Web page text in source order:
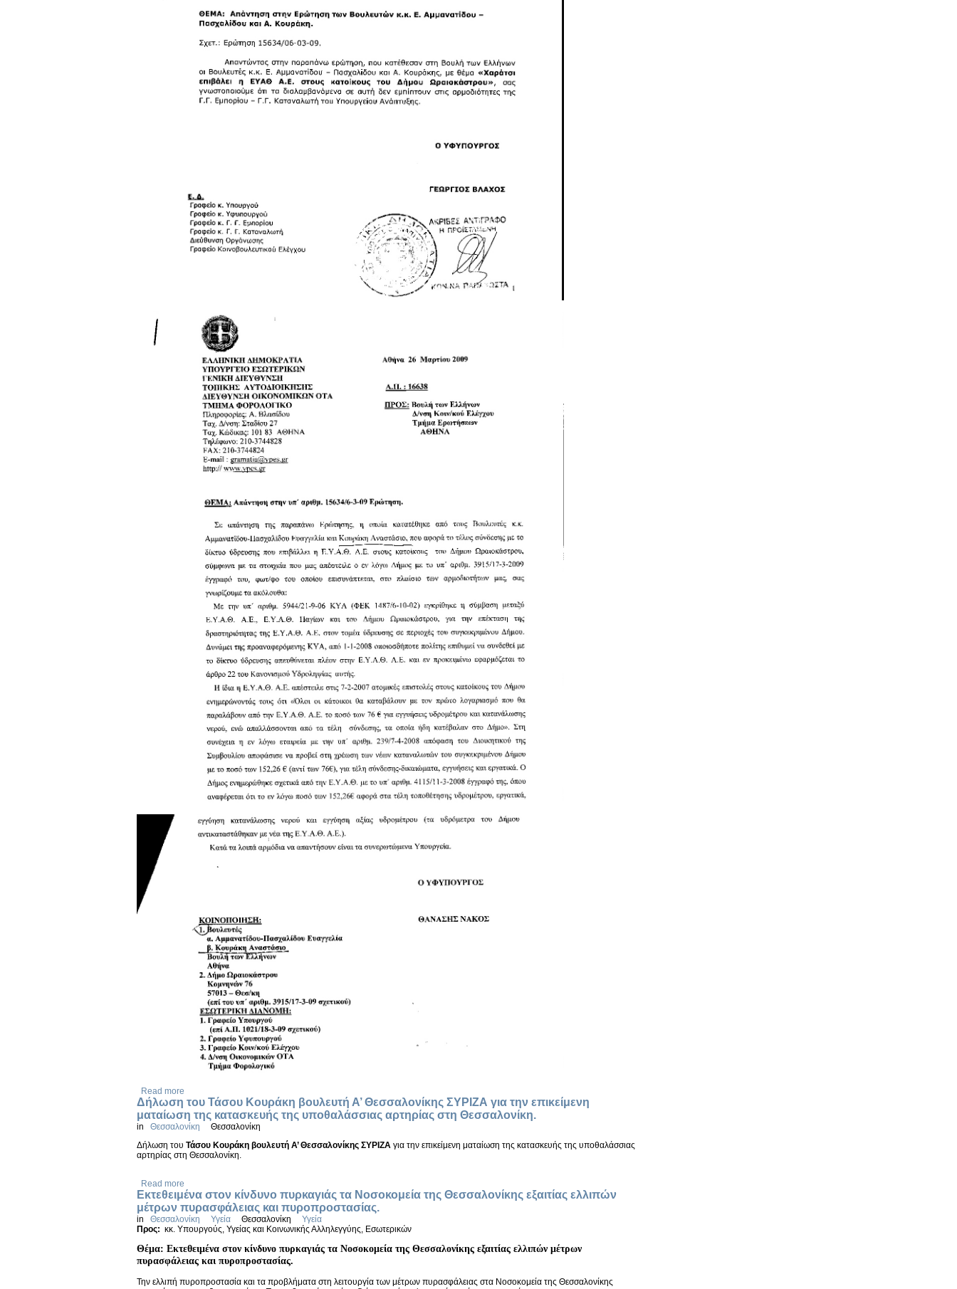
Read more
Δήλωση του Τάσου Κουράκη βουλευτή Α’ Θεσσαλονίκης ΣΥΡΙΖΑ για την επικείμενη
ματαίωση της κατασκευής της υποθαλάσσιας αρτηρίας στη Θεσσαλονίκη.
in Θεσσαλονίκη
Θεσσαλονίκη
Δήλωση του Τάσου Κουράκη βουλευτή Α’ Θεσσαλονίκης ΣΥΡΙΖΑ για την επικείμενη ματαίωση της κατασκευής της υποθαλάσσιας
αρτηρίας στη Θεσσαλονίκη.
Read more
Εκτεθειμένα στον κίνδυνο πυρκαγιάς τα Νοσοκομεία της Θεσσαλονίκης εξαιτίας ελλιπών
μέτρων πυρασφάλειας και πυροπροστασίας.
in Θεσσαλονίκη Υγεία Θεσσαλονίκη
Υγεία
Προς: κκ. Υπουργούς, Υγείας και Κοινωνικής Αλληλεγγύης, Εσωτερικών
Θέμα: Εκτεθειμένα στον κίνδυνο πυρκαγιάς τα Νοσοκομεία της Θεσσαλονίκης εξαιτίας ελλιπών μέτρων
πυρασφάλειας και πυροπροστασίας.
Την ελλιπή πυροπροστασία και τα προβλήματα στη λειτουργία των μέτρων πυρασφάλειας στα Νοσοκομεία της Θεσσαλονίκης